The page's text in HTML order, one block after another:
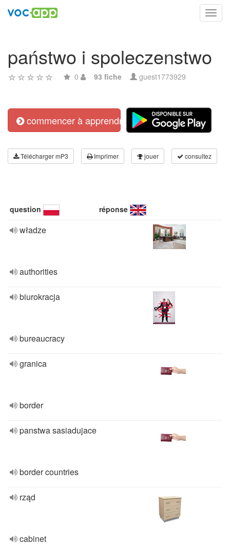
państwo i spoleczenstwo
0 93 fiche guest1773929
commencer à apprendre
Télécharger mP3 Imprimer jouer consultez
question réponse
władze
authorities
biurokracja
bureaucracy
granica
border
panstwa sasiadujace
border countries
rząd
cabinet